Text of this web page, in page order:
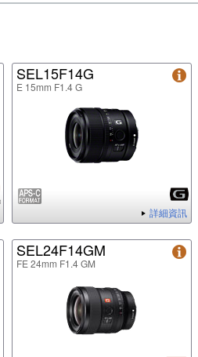
SEL15F14G
E 15mm F1.4 G
詳細資訊
SEL24F14GM
FE 24mm F1.4 GM